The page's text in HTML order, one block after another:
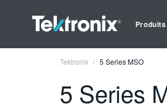
Produits
Tektronix 5 Series MSO
5 Series